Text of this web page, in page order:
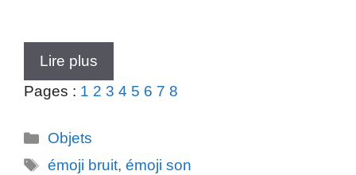
Lire plus
Pages : 1 2 3 4 5 6 7 8
Catégories
Objets
Étiquettes
émoji bruit,émoji son